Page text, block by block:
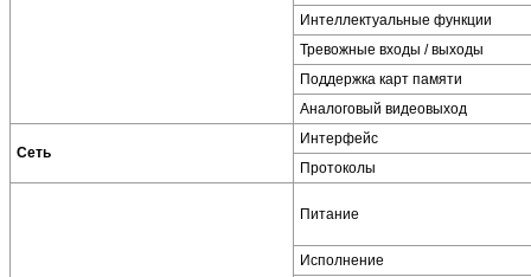
Интеллектуальные функции
Тревожные входы / выходы
Поддержка карт памяти
Аналоговый видеовыход
Сеть
Интерфейс
Протоколы
Питание
Исполнение